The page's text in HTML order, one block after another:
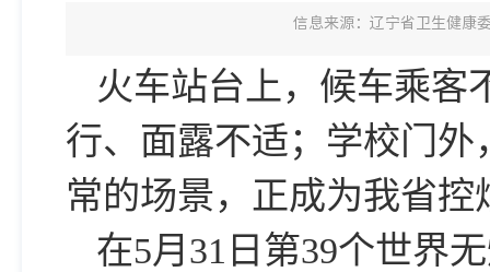
信息来源：辽宁省卫生健康
火车站台上，候车乘客
行、面露不适；学校门
常的场景，正成为我省
在5月31日第39个世界